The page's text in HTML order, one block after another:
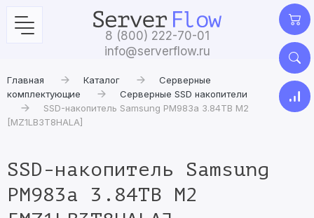
8 (800) 222-70-01
info@serverflow.ru
Главная Каталог
Серверные
комплектующие
Серверные SSD накопители
SSD-накопитель Samsung PM983a 3.84TB M2
[MZ1LB3T8HALA]
SSD-накопитель Samsung
PM983a 3.84TB M2